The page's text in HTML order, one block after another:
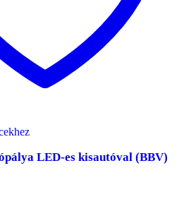
LED-es kisautóval (BBV)